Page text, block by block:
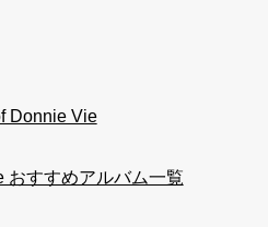
Donnie Vie
おすすめアルバム一覧